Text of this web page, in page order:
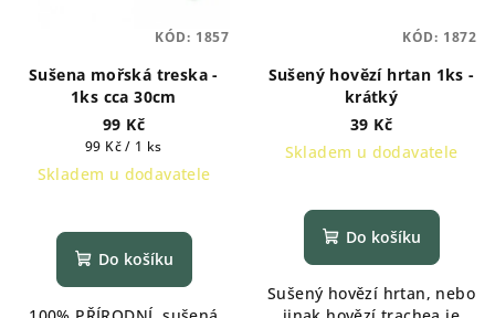
Sušena mořská treska -
1ks cca 30cm
99 Kč
Měrná
cena:
99 Kč / 1 ks
Skladem u dodavatele
Do košíku
KÓD: 1857
Sušený hovězí hrtan 1ks -
krátký
39 Kč
Skladem u dodavatele
Do košíku
Sušený hovězí hrtan, nebo
KÓD: 1872